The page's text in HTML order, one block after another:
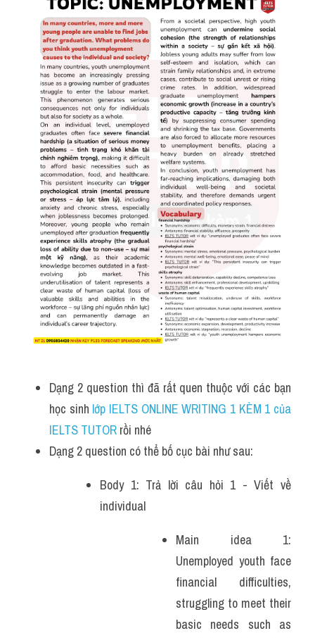
Dạng 2 question thì đã rất quen thuộc với các bạn
học sinh lớp IELTS ONLINE WRITING 1 KÈM 1 của
IELTS TUTOR rồi nhé
Dạng 2 question có thể bố cục bài như sau:
Body 1: Trả lời câu hỏi 1 - Viết về
individual
Main idea 1:
Unemployed youth face
financial difficulties,
struggling to meet their
basic needs such as